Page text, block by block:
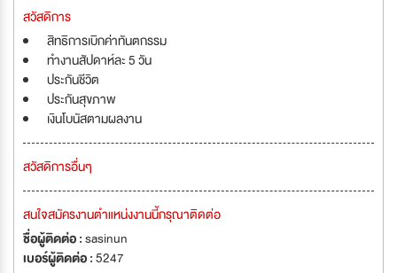
สวัสดิการ
สิทธิการเบิกค่าทันตกรรม
ทำงานสัปดาห์ละ 5 วัน
ประกันชีวิต
ประกันสุขภาพ
เงินโบนัสตามผลงาน
สวัสดิการอื่นๆ
สนใจสมัครงานตำแหน่งงานนี้กรุณาติดต่อ
ชื่อผู้ติดต่อ :sasinun
เบอร์ผู้ติดต่อ :5247